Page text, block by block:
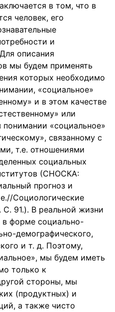
в том, что в
человек, его
и
описания
мы будем применять
которых необходимо
«социальное»
и в этом качестве
или
«социальное»
связанному с
т.е. отношениями
социальных
(СНОСКА:
прогноз и
Социологические
91.). В реальной жизни
в форме социально-
демографического,
и т. д. Поэтому,
мы будем иметь
только к
стороны, мы
(продуктных) и
а также чисто